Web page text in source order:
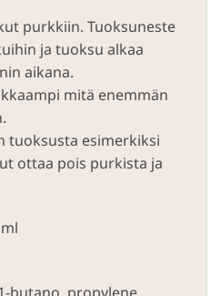
purkkiin. Tuoksuneste
ja tuoksu alkaa
aikana.
mitä enemmän
tuoksusta esimerkiksi
ottaa pois purkista ja